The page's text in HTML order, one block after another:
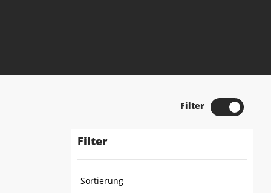
Filter
Filter
Sortierung